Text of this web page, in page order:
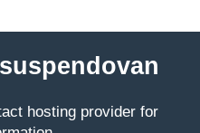
hosting provider for